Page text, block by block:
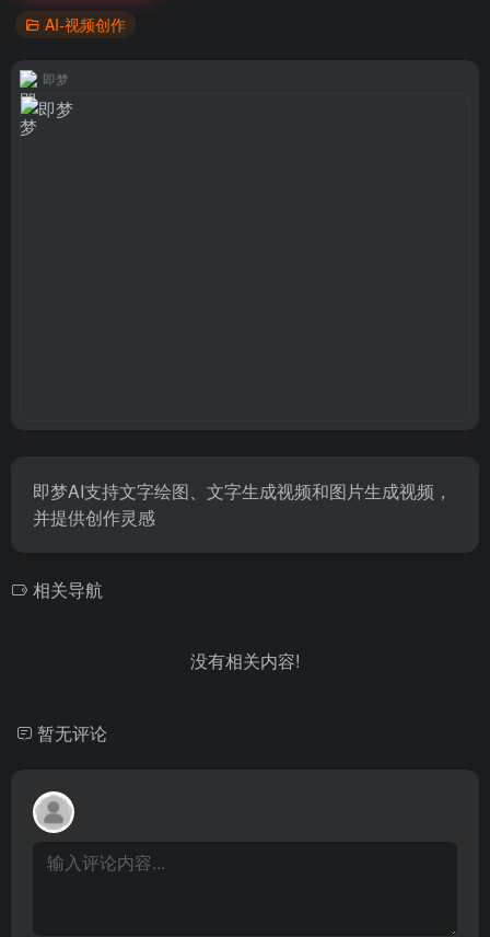
AI-视频创作
即梦
即梦AI支持文字绘图、文字生成视频和图片生成视频，
并提供创作灵感
相关导航
没有相关内容!
暂无评论